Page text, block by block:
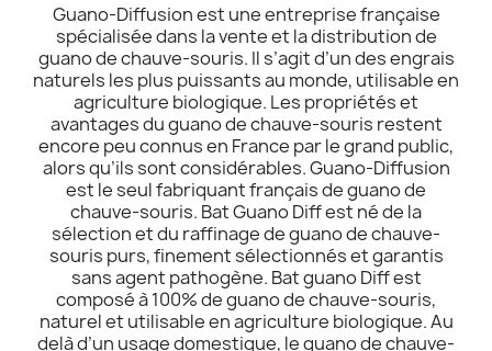
Guano-Diffusion est une entreprise française
spécialisée dans la vente et la distribution de
guano de chauve-souris. Il s’agit d’un des engrais
naturels les plus puissants au monde, utilisable en
agriculture biologique. Les propriétés et
avantages du guano de chauve-souris restent
encore peu connus en France par le grand public,
alors qu’ils sont considérables. Guano-Diffusion
est le seul fabriquant français de guano de
chauve-souris. Bat Guano Diff est né de la
sélection et du raffinage de guano de chauve-
souris purs, finement sélectionnés et garantis
sans agent pathogène. Bat guano Diff est
composé à 100% de guano de chauve-souris,
naturel et utilisable en agriculture biologique. Au
delà d’un usage domestique, le guano de chauve-